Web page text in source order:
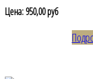
Цена:950,00 руб